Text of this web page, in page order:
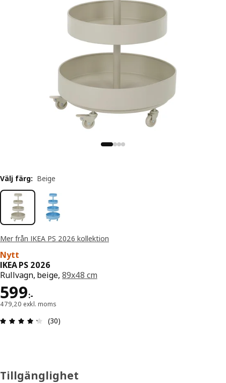
Mer från IKEA PS 2026 kollektion
Nytt
IKEA PS 2026
Rullvagn, beige,89x48 cm
599:-
Pris 599:-
479,20 exkl. moms
Recension: 4.3 utav 5 stjärnor. Totalt antal
(30)
Välj färg: Beige
Tillgänglighet